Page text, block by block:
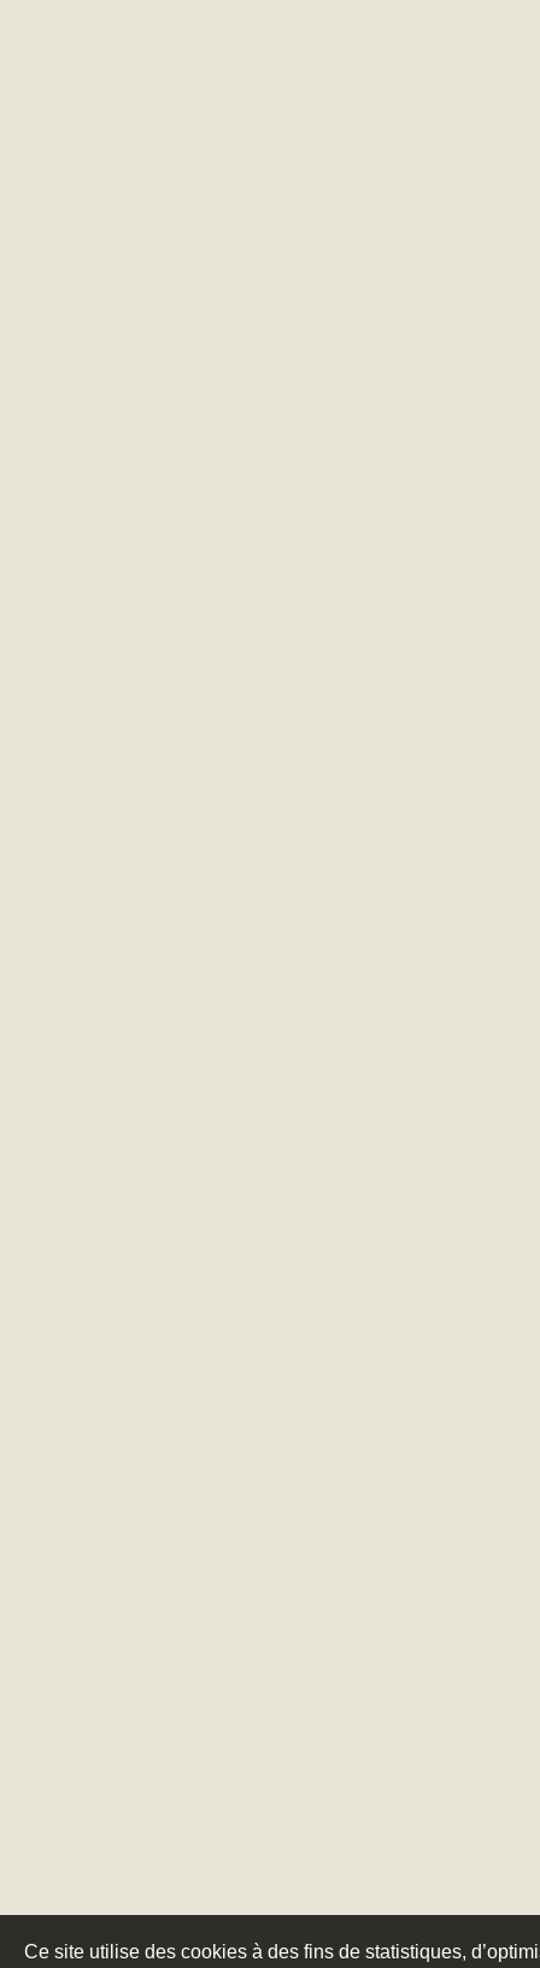
Ce site utilise des cookies à des fins de statistiques,